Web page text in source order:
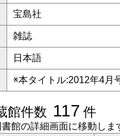
宝島社
雑誌
日本語
※本タイトル:2012年4
館件数 117 件
館の詳細画面に移動しま